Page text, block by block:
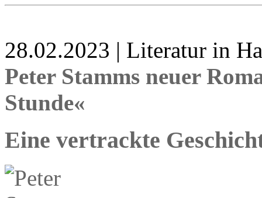
28.02.2023 | Literatur in
Peter Stamms neuer
Stunde«
Eine vertrackte